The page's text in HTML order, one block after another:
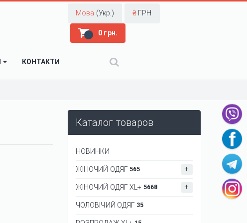
Мова (Укр.) ₴ ГРН
0 грн.
КОНТАКТИ
Каталог товаров
НОВИНКИ
ЖІНОЧИЙ ОДЯГ 565
ЖІНОЧИЙ ОДЯГ XL+ 5668
ЧОЛОВІЧИЙ ОДЯГ 35